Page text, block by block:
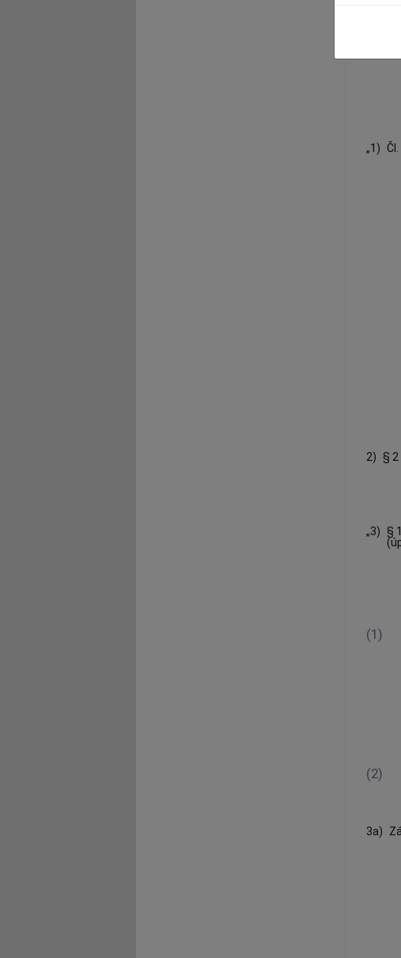
„1)
2) §
„3)
§
(1)
(2)
3a)